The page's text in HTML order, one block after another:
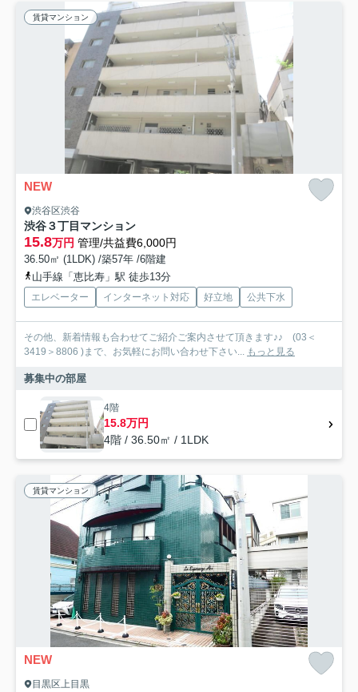
賃貸マンション
NEW
渋谷区渋谷
渋谷３丁目マンション
15.8万円 管理/共益費6,000円
36.50㎡ (1LDK) /築57年 /6階建
山手線「恵比寿」駅 徒歩13分
エレベーター インターネット対応 好立地 公共下水
その他、新着情報も合わせてご紹介ご案内させて頂きます♪♪ (03＜
3419＞8806 )まで、お気軽にお問い合わせ下さい... もっと見る
募集中の部屋
4階
15.8万円
4階 / 36.50㎡ / 1LDK
賃貸マンション
NEW
目黒区上目黒